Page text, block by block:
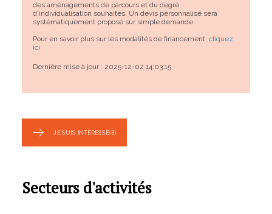
des aménagements de parcours et du degré
d’individualisation souhaités. Un devis personnalisé sera
systématiquement proposé sur simple demande.
Pour en savoir plus sur les modalités de financement, cliquez
ici
Dernière mise à jour : 2025-12-02 14:03:15
JE SUIS INTÉRESSÉ(E)
Secteurs d'activités